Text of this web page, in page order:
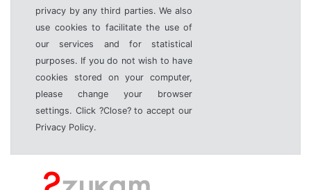
privacy by any third parties. We also
use cookies to facilitate the use of
our services and for statistical
purposes. If you do not wish to have
cookies stored on your computer,
please change your browser
settings. Click ?Close? to accept our
Privacy Policy.